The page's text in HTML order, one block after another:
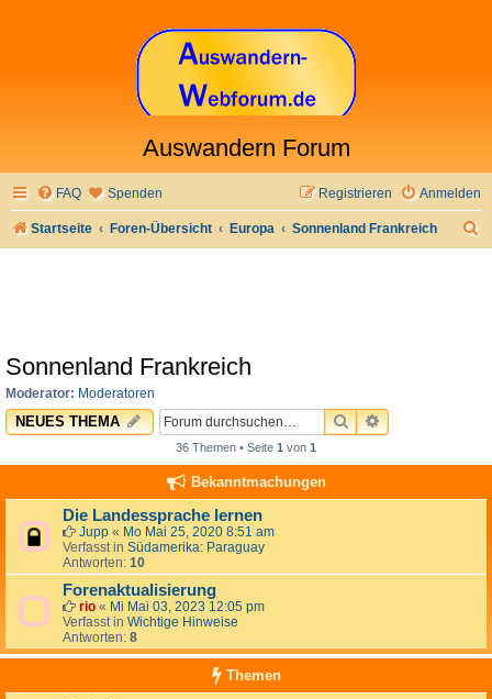
Auswandern Forum
FAQ Spenden Anmelden
Registrieren
Startseite Foren-Übersicht Europa Sonnenland Frankreich
Sonnenland Frankreich
Moderator: Moderatoren
NEUES THEMA SUCHEERWEITERTE
36 Themen • Seite 1 von 1
Bekanntmachungen
Die Landessprache lernen
Jupp « Mo Mai 25, 2020 8:51 am
Verfasst in Südamerika: Paraguay
Antworten: 10
Forenaktualisierung
rio « Mi Mai 03, 2023 12:05 pm
Verfasst in Wichtige Hinweise
Antworten: 8
Themen